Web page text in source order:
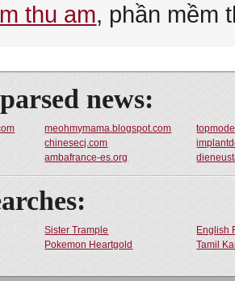
thu am, phần mềm
news:
meohmymama.blogspot.com
chinesecj.com
ambafrance-es.org
Sister Trample
English
Pokemon Heartgold Tamil